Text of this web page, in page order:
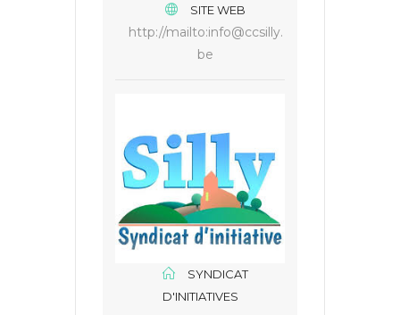
SITE WEB
http://mailto:info@ccsilly.
be
SYNDICAT
D'INITIATIVES